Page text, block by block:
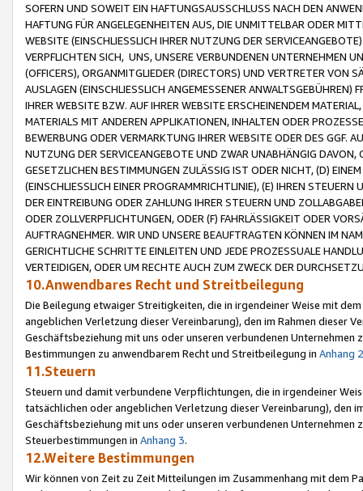
SOFERN UND SOWEIT EIN HAFTUNGSAUSSCHLUSS NACH DEN
HAFTUNG FÜR ANGELEGENHEITEN AUS, DIE UNMITTELBAR ODER
WEBSITE (EINSCHLIESSLICH IHRER NUTZUNG DER
VERPFLICHTEN SICH, UNS, UNSERE VERBUNDENEN UNTERNEHMEN
(OFFICERS), ORGANMITGLIEDER (DIRECTORS) UND VERTRETER VON
AUSLAGEN (EINSCHLIESSLICH ANGEMESSENER
IHRER WEBSITE BZW. AUF IHRER WEBSITE ERSCHEINENDEM
MATERIALS MIT ANDEREN APPLIKATIONEN, INHALTEN ODER
BEWERBUNG ODER VERMARKTUNG IHRER WEBSITE ODER DES GGF.
NUTZUNG DER SERVICEANGEBOTE UND ZWAR UNABHÄNGIG
GESETZLICHEN BESTIMMUNGEN ZULÄSSIG IST ODER NICHT, (D)
(EINSCHLIESSLICH EINER PROGRAMMRICHTLINIE), (E) IHREN
DER EINTREIBUNG ODER ZAHLUNG IHRER STEUERN UND
ODER ZOLLVERPFLICHTUNGEN, ODER (F) FAHRLÄSSIGKEIT ODER
AUFTRAGNEHMER. WIR UND UNSERE BEAUFTRAGTEN KÖNNEN IM
GERICHTLICHE SCHRITTE EINLEITEN UND JEDE PROZESSUALE
VERTEIDIGEN, ODER UM RECHTE AUCH ZUM ZWECK DER
10.Anwendbares Recht und Streitbeilegung
Die Beilegung etwaiger Streitigkeiten, die in irgendeiner Weise mit
angeblichen Verletzung dieser Vereinbarung), den im Rahmen dieser
Geschäftsbeziehung mit uns oder unseren verbundenen
Bestimmungen zu anwendbarem Recht und Streitbeilegung in Anhang 2
11.Steuern
Steuern und damit verbundene Verpflichtungen, die in irgendeiner
tatsächlichen oder angeblichen Verletzung dieser Vereinbarung), den
Geschäftsbeziehung mit uns oder unseren verbundenen
Steuerbestimmungen in Anhang 3.
12.Weitere Bestimmungen
Wir können von Zeit zu Zeit Mitteilungen im Zusammenhang mit dem